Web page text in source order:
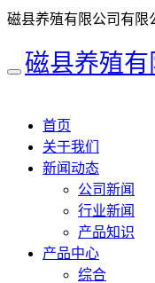
磁县养殖有限公司有限
磁县养殖有
首页
关于我们
新闻动态
公司新闻
行业新闻
产品知识
产品中心
综合